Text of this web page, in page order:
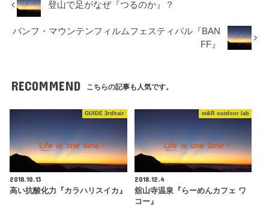
登山で足がなぜ『つるのか』？
バンフ・マウンテンフィルムフェスティバル『BAN
FF』
RECOMMEND こちらの記事も人気です。
GUIDE 3rdhair
2018.10.13
高い抗酸化力『カラハリスイカ』
m&R outdoor lab
2018.12.4
舘山寺温泉『らーめんカフェ ワ
コー』